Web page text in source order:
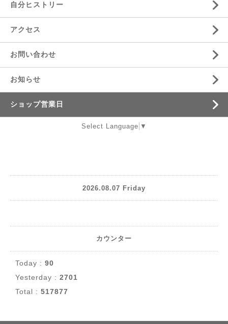
自分ヒストリー
アクセス
お問い合わせ
お知らせ
ショップ営業日
Select Language ▼
2026.08.07 Friday
カウンター
Today : 90
Yesterday : 2701
Total : 517877